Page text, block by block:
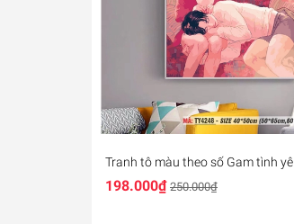
Tranh tô màu theo số Gam tình yêu
đôi lứa TY4248
198.000₫ 250.000₫